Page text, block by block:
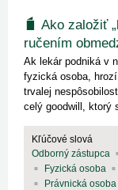
Ako založiť
ručením
Ak lekár podniká v
fyzická osoba,
trvalej
celý goodwill, ktorý
Kľúčové slová
Odborný zástupca
Fyzická osoba
Právnická osoba